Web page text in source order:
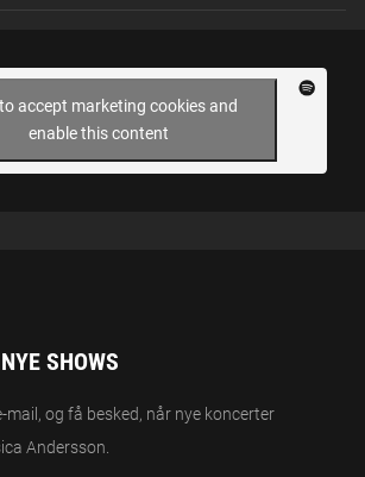
accept marketing cookies and
enable this content
SHOWS
og få besked, når nye koncerter
Andersson.